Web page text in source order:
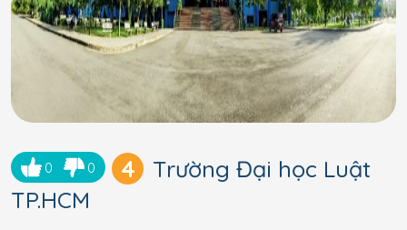
0 0 4
Trường Đại học Luật
TP.HCM